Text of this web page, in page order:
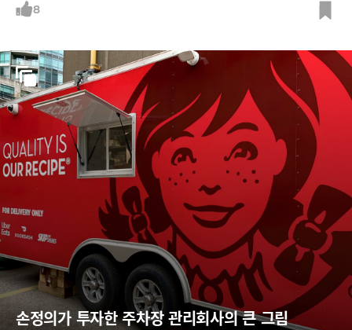
계의 삽질을 통해 깨달은 것은 '딱 라스트 마일(Last Mile)만 남았구나'라
것 같고. 그래서 마지막 남은 직업은 사업가, 앙트러 프러너입니다.”“회사
를 어떻게 자율주행, 풀셀프매니지먼트(Full Self Management)로 바꿀
까? 그래서 수많은 단위 업무를 제가 해봐요. 앞으로 사장이 실무를 하는
회사는 강력해질 거고, 그렇지 않은 곳은 없어질 거예요.
8
손정의가 투자한 주차장 관리회사의 큰 그림